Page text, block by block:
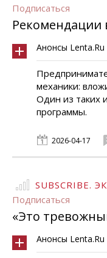
Подписаться
Рекомендации
Анонсы Lenta.Ru
механики:
Один из таких
программы.
2026-04-17
SUBSCRIBE.
Подписаться
«Это
Анонсы Lenta.Ru